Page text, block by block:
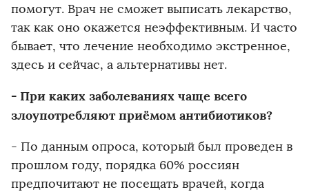
помогут. Врач не сможет выписать лекарство,
так как оно окажется неэффективным. И часто
бывает, что лечение необходимо экстренное,
здесь и сейчас, а альтернативы нет.
- При каких заболеваниях чаще всего
злоупотребляют приёмом антибиотиков?
- По данным опроса, который был проведен в
прошлом году, порядка 60% россиян
предпочитают не посещать врачей, когда